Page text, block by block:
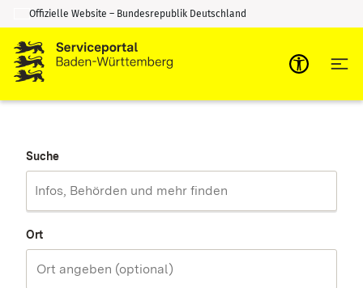
Zum Inhalt springen
Zur Suche springen
Offizielle Website – Bundesrepublik Deutschland
Suche
Ort